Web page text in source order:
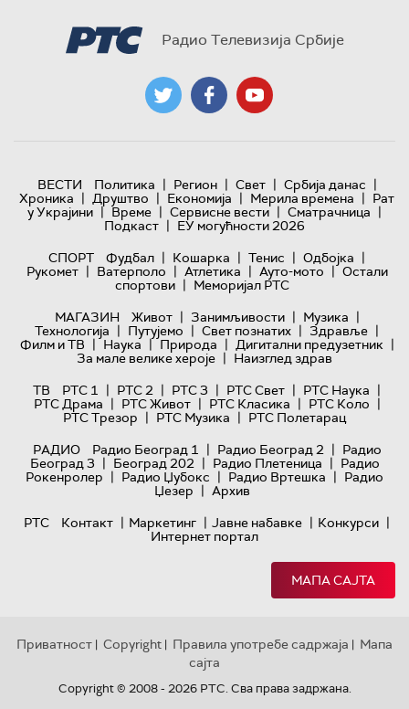
Радио Телевизија Србије
ВЕСТИ Политика | Регион | Свет | Србија данас |
Хроника | Друштво | Економија | Мерила времена | Рат
у Украјини | Време | Сервисне вести | Сматрачница |
Подкаст | ЕУ могућности 2026
СПОРТ
Фудбал | Кошарка | Тенис | Одбојка |
Рукомет | Ватерполо | Атлетика | Ауто-мото | Остали
спортови | Меморијал РТС
МАГАЗИН
Живот | Занимљивости | Музика |
Технологијa | Путујемо | Свет познатих | Здравље |
Филм и ТВ | Наука | Природа | Дигитални предузетник |
За мале велике хероје | Наизглед здрав
ТВ
РТС 1 | РТС 2 | РТС 3 | РТС Свет | РТС Наука |
РТС Драма | РТС Живот | РТС Класика | РТС Коло |
РТС Трезор | РТС Музика | РТС Полетарац
РАДИО
Радио Београд 1 | Радио Београд 2 | Радио
Београд 3 | Београд 202 | Радио Плетеница | Радио
Рокенролер | Радио Џубокс | Радио Вртешка | Радио
Џезер | Архив
РТС
Контакт | Маркетинг | Јавне набавке | Конкурси |
Интернет портал
МАПА САЈТА
Приватност | Copyright | Правила употребе садржаја | Мапа
сајта
Copyright © 2008 - 2026 РТС. Сва права задржана.